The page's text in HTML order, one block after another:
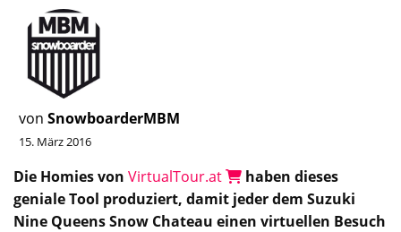
von SnowboarderMBM
15. März 2016
Die Homies von VirtualTour.at
haben dieses
geniale Tool produziert, damit jeder dem Suzuki
Nine Queens Snow Chateau einen virtuellen Besuch